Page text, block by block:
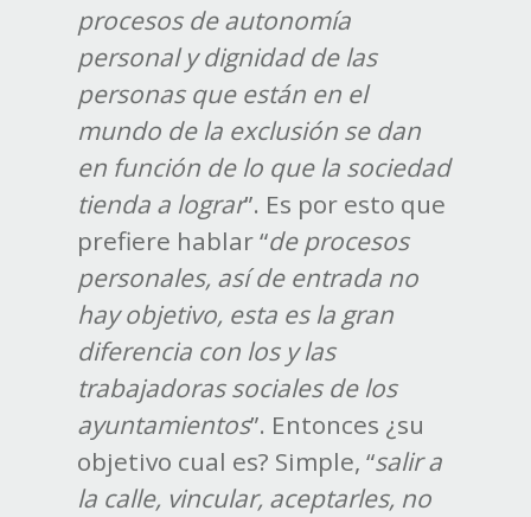
procesos de autonomía
personal y dignidad de las
personas que están en el
mundo de la exclusión se dan
en función de lo que la sociedad
tienda a lograr”. Es por esto que
prefiere hablar “de procesos
personales, así de entrada no
hay objetivo, esta es la gran
diferencia con los y las
trabajadoras sociales de los
ayuntamientos”. Entonces ¿su
objetivo cual es? Simple, “salir a
la calle, vincular, aceptarles, no